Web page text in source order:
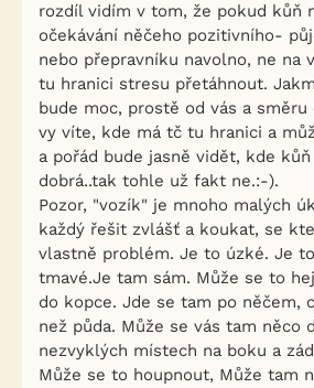
rozdíl vidím v tom, že pokud kůň
očekávání něčeho pozitivního-
nebo přepravníku navolno, ne na
tu hranici stresu přetáhnout.
bude moc, prostě od vás a směru
vy víte, kde má tč tu hranici a
a pořád bude jasně vidět, kde
dobrá..tak tohle už fakt ne.:-).
Pozor, "vozík" je mnoho malých
každý řešit zvlášť a koukat, se
vlastně problém. Je to úzké. Je
tmavé.Je tam sám. Může se to
do kopce. Jde se tam po něčem,
než půda. Může se vás tam něco
nezvyklých místech na boku a
Může se to houpnout, Může tam